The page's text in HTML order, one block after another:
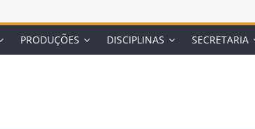
PRODUÇÕES DISCIPLINAS SECRETARIA